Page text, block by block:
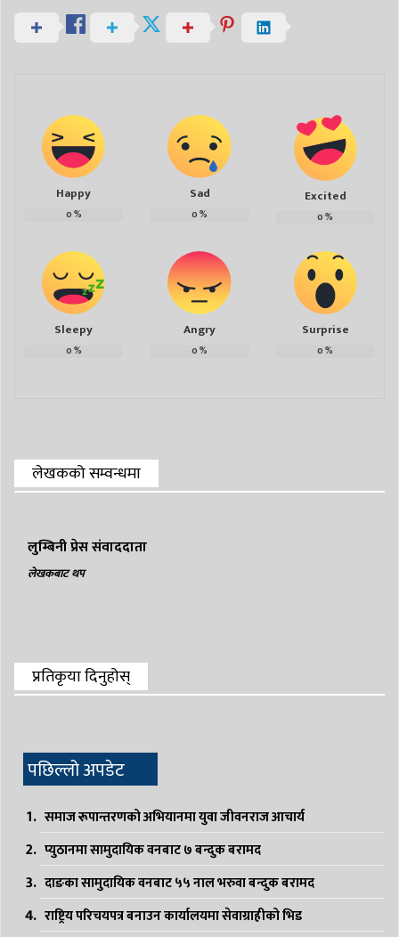
Happy
0%
Sad
0%
Excited
0%
Sleepy
0%
Angry
0%
Surprise
0%
लेखकको सम्वन्धमा
लुम्बिनी प्रेस संवाददाता
लेखकबाट थप
प्रतिकृया दिनुहोस्
पछिल्लो अपडेट
समाज रूपान्तरणको अभियानमा युवा जीवनराज आचार्य
प्युठानमा सामुदायिक वनबाट ७ बन्दुक बरामद
दाङका सामुदायिक वनबाट ५५ नाल भरुवा बन्दुक बरामद
राष्ट्रिय परिचयपत्र बनाउन कार्यालयमा सेवाग्राहीको भिड